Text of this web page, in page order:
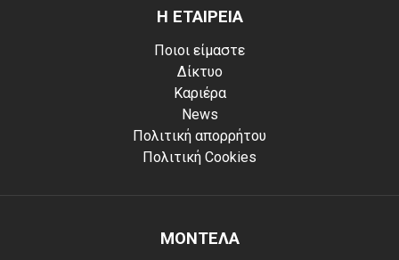
Η ΕΤΑΙΡΕΙΑ
Ποιοι είμαστε
Δίκτυο
Καριέρα
News
Πολιτική απορρήτου
Πολιτική Cookies
ΜΟΝΤΕΛΑ